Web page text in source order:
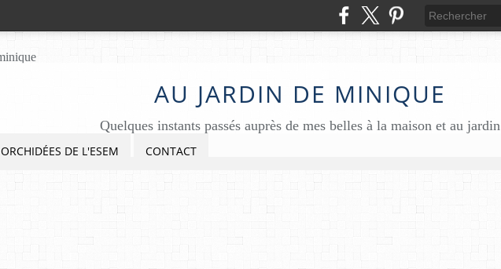
AU JARDIN DE MINIQUE
Quelques instants passés auprès de mes belles à la maison et au jardin
ORCHIDÉES DE L'ESEM CONTACT